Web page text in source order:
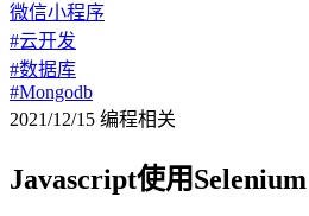
微信小程序
#云开发
#数据库
#Mongodb
2021/12/15 编程相关
Javascript使用Selenium